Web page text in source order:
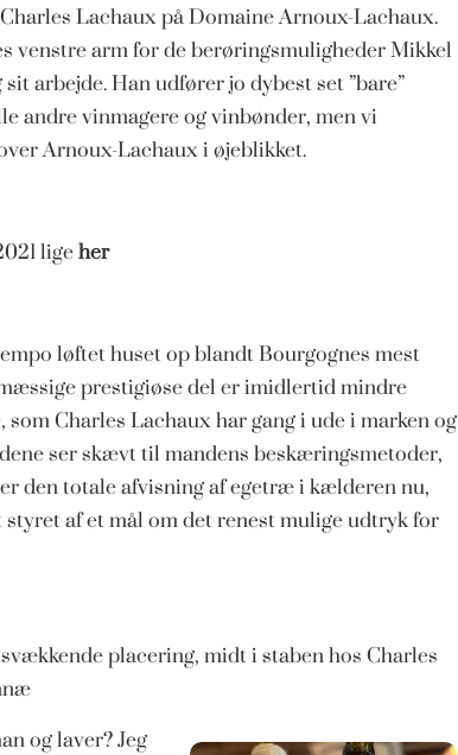
Lachaux på Domaine Arnoux-Lachaux.
venstre arm for de berøringsmuligheder Mikkel
arbejde. Han udfører jo dybest set ”bare”
andre vinmagere og vinbønder, men vi
Arnoux-Lachaux i øjeblikket.
ligeher
løftet huset op blandt Bourgognes mest
prestigiøse del er imidlertid mindre
Charles Lachaux har gang i ude i marken og
ser skævt til mandens beskæringsmetoder,
den totale afvisning af egetræ i kælderen nu,
af et mål om det renest mulige udtryk for
placering, midt i staben hos Charles
og laver? Jeg